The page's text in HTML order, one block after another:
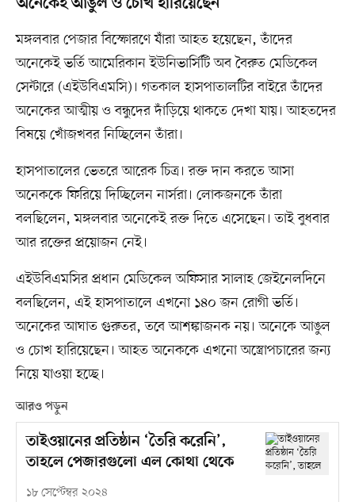
অনেকেই আঙুল ও চোখ হারিয়েছেন
মঙ্গলবার পেজার বিস্ফোরণে যাঁরা আহত হয়েছেন, তাঁদের
অনেকেই ভর্তি আমেরিকান ইউনিভার্সিটি অব বৈরুত মেডিকেল
সেন্টারে (এইউবিএমসি)। গতকাল হাসপাতালটির বাইরে তাঁদের
অনেকের আত্মীয় ও বন্ধুদের দাঁড়িয়ে থাকতে দেখা যায়। আহতদের
বিষয়ে খোঁজখবর নিচ্ছিলেন তাঁরা।
হাসপাতালের ভেতরে আরেক চিত্র। রক্ত দান করতে আসা
অনেককে ফিরিয়ে দিচ্ছিলেন নার্সরা। লোকজনকে তাঁরা
বলছিলেন, মঙ্গলবার অনেকেই রক্ত দিতে এসেছেন। তাই বুধবার
আর রক্তের প্রয়োজন নেই।
এইউবিএমসির প্রধান মেডিকেল অফিসার সালাহ জেইনেলদিনে
বলছিলেন, এই হাসপাতালে এখনো ১৪০ জন রোগী ভর্তি।
অনেকের আঘাত গুরুতর, তবে আশঙ্কাজনক নয়। অনেকে আঙুল
ও চোখ হারিয়েছেন। আহত অনেককে এখনো অস্ত্রোপচারের জন্য
নিয়ে যাওয়া হচ্ছে।
আরও পড়ুন
তাইওয়ানের প্রতিষ্ঠান ‘তৈরি করেনি’,
তাহলে পেজারগুলো এল কোথা থেকে
১৮ সেপ্টেম্বর ২০২৪